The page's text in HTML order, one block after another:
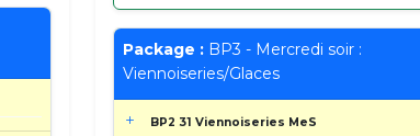
Package : BP3 - Mercredi soir :
Viennoiseries/Glaces
BP2 31 Viennoiseries MeS